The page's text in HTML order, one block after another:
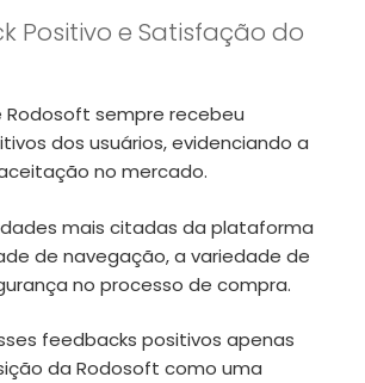
Positivo e Satisfação do
Rodosoft sempre recebeu
dos usuários, evidenciando a
no mercado.
mais citadas da plataforma
de navegação, a variedade de
no processo de compra.
feedbacks positivos apenas
da Rodosoft como uma